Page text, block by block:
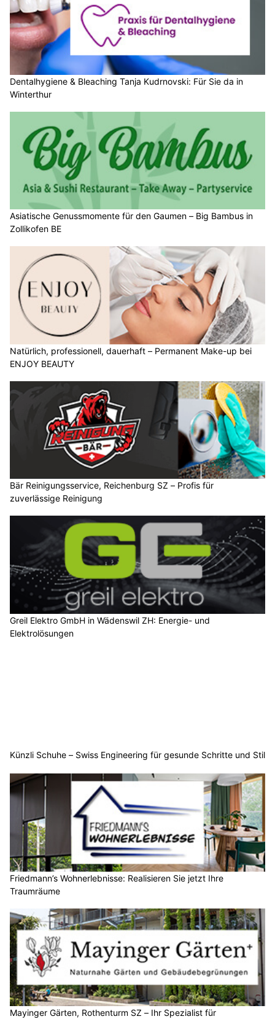
Dentalhygiene & Bleaching Tanja Kudrnovski: Für Sie da in
Winterthur
Asiatische Genussmomente für den Gaumen – Big Bambus in
Zollikofen BE
Natürlich, professionell, dauerhaft – Permanent Make-up bei
ENJOY BEAUTY
Bär Reinigungsservice, Reichenburg SZ – Profis für
zuverlässige Reinigung
Greil Elektro GmbH in Wädenswil ZH: Energie- und
Elektrolösungen
Künzli Schuhe – Swiss Engineering für gesunde Schritte und Stil
Friedmann’s Wohnerlebnisse: Realisieren Sie jetzt Ihre
Traumräume
Mayinger Gärten, Rothenturm SZ – Ihr Spezialist für